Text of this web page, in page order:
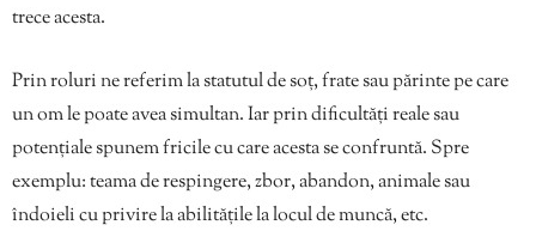
trece acesta.
Prin roluri ne referim la statutul de soț, frate sau părinte pe care
un om le poate avea simultan. Iar prin dificultăți reale sau
potențiale spunem fricile cu care acesta se confruntă. Spre
exemplu: teama de respingere, zbor, abandon, animale sau
îndoieli cu privire la abilitățile la locul de muncă, etc.